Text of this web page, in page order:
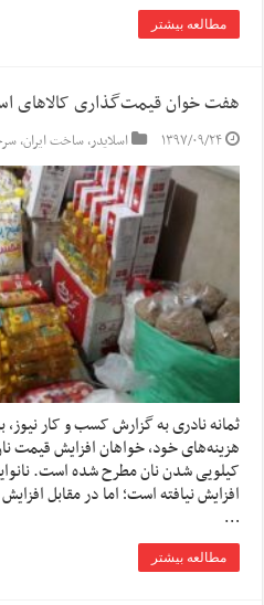
مطالعه بیشتر
هفت خوان قیمت‌گذاری کالاهای
۱۳۹۷/۰۹/۲۴ اسلایدر,ساخت ایران,
ثمانه نادری به گزارش کسب و کار نیوز،
هزینه‌های خود، خواهان افزایش قیمت
افزایش نیافته است؛ اما در مقابل
…
مطالعه بیشتر